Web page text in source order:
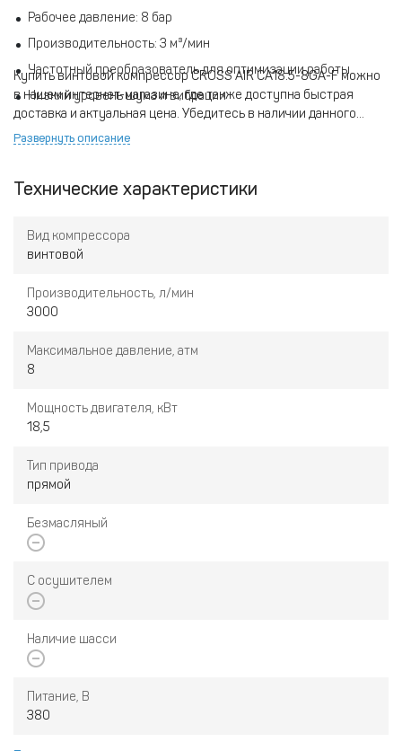
Рабочее давление: 8 бар
Производительность: 3 м³/мин
Частотный преобразователь для оптимизации работы
Низкий уровень шума и вибрации
Купить винтовой компрессор CROSS AIR CA18.5-8GA-F можно
в нашем интернет-магазине, где также доступна быстрая
доставка и актуальная цена. Убедитесь в наличии данного
оборудования на складе и получите качественный товар,
Развернуть описание
Технические характеристики
Вид компрессора
винтовой
Производительность, л/мин
3000
Максимальное давление, атм
8
Мощность двигателя, кВт
18,5
Тип привода
прямой
Безмасляный
С осушителем
Наличие шасси
Питание, В
380